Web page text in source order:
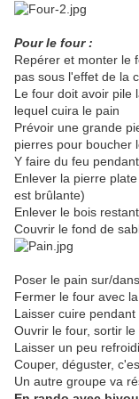
Pour le four :
Repérer et monter le
pas sous l'effet de la
Le four doit avoir pile
lequel cuira le pain
Prévoir une grande
pierres pour boucher
Y faire du feu
Enlever la pierre
est brûlante)
Enlever le bois
Couvrir le fond de
Poser le pain sur/
Fermer le four avec
Laisser cuire pendant
Ouvrir le four, sortir le
Laisser un peu
Couper, déguster,
Un autre groupe va